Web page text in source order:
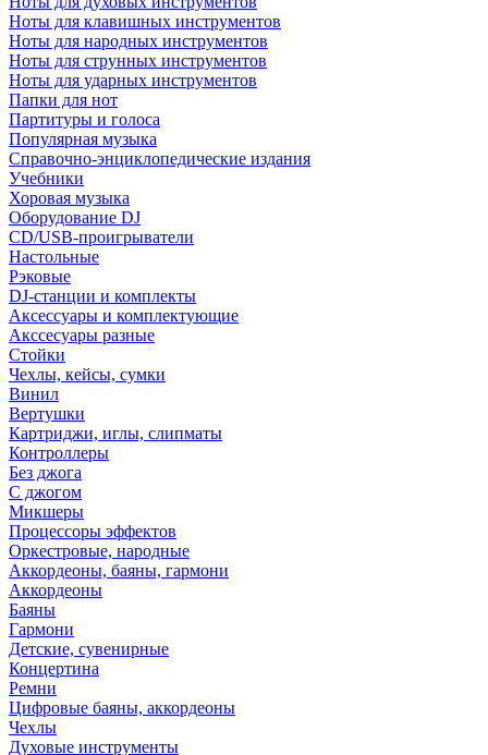
Ноты для клавишных инструментов
Ноты для народных инструментов
Ноты для струнных инструментов
Ноты для ударных инструментов
Папки для нот
Партитуры и голоса
Популярная музыка
Справочно-энциклопедические издания
Учебники
Хоровая музыка
Оборудование DJ
CD/USB-проигрыватели
Настольные
Рэковые
DJ-станции и комплекты
Аксессуары и комплектующие
Акссесуары разные
Стойки
Чехлы, кейсы, сумки
Винил
Вертушки
Картриджи, иглы, слипматы
Контроллеры
Без джога
С джогом
Микшеры
Процессоры эффектов
Оркестровые, народные
Аккордеоны, баяны, гармони
Аккордеоны
Баяны
Гармони
Детские, сувенирные
Концертина
Ремни
Цифровые баяны, аккордеоны
Чехлы
Духовые инструменты